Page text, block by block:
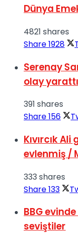
Dünya
4821 shares
Share1928
Serenay
olay yarattı
391 shares
Share156
Kıvırcık Ali
evlenmiş /
333 shares
Share133
BBG
seviştiler